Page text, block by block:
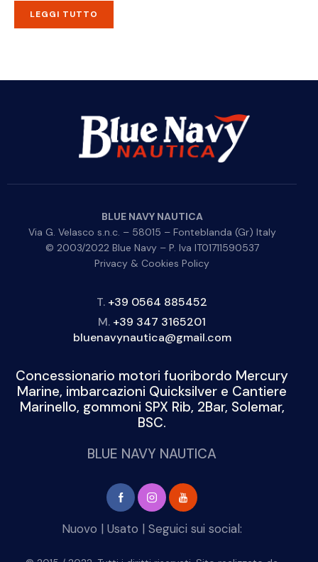
LEGGI TUTTO
BLUE NAVY NAUTICA
Via G. Velasco s.n.c. – 58015 – Fonteblanda (Gr) Italy
© 2003/2022 Blue Navy – P. Iva IT01711590537
Privacy & Cookies Policy
T. +39 0564 885452
M. +39 347 3165201
bluenavynautica@gmail.com
Concessionario motori fuoribordo Mercury
Marine, imbarcazioni Quicksilver e Cantiere
Marinello, gommoni SPX Rib, 2Bar, Solemar,
BSC.
BLUE NAVY NAUTICA
Nuovo | Usato | Seguici sui social: